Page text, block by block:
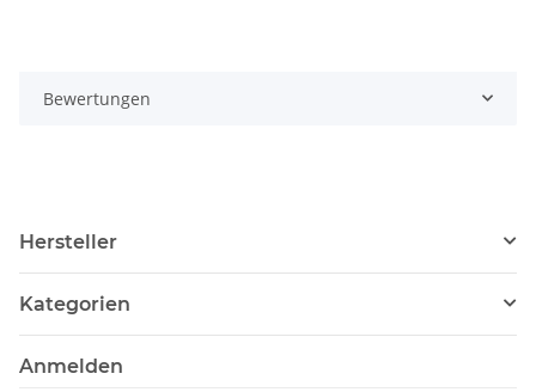
Bewertungen
Hersteller
Kategorien
Anmelden